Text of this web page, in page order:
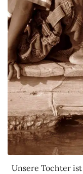
Unsere Tochter